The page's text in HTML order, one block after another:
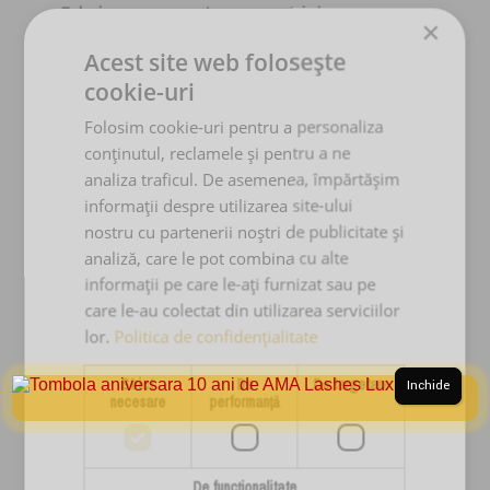
Folosirea corespunzatoare a acestui cleanser spuma
naturale sa nu se mai deshidrateze.
Iar retentia adezivului pentru extensii gene
cu mult mai crescuta.
Produsul Double Bubblela fel ca toate produsele AMA
Lashes este un produs profesional. Un produs care respecta
toate normele Europene in vigoare, referitoare la produsele
cosmetice.
Informații suplimentare
Marime 30 ml, 50 ml
Nu există recenzii până acum.
Inchide
×
Acest site web folosește
cookie-uri
Folosim cookie-uri pentru a personaliza
conținutul, reclamele și pentru a ne
analiza traficul. De asemenea, împărtășim
informații despre utilizarea site-ului
nostru cu partenerii noștri de publicitate și
analiză, care le pot combina cu alte
informații pe care le-ați furnizat sau pe
care le-au colectat din utilizarea serviciilor
lor. Politica de confidențialitate
Strict
necesare
De
performanță
De targetare